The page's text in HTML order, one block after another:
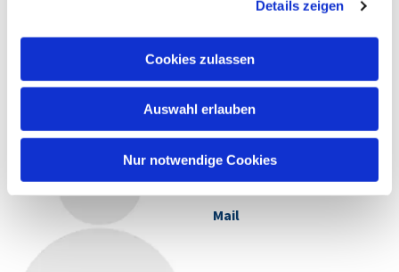
Details zeigen
Cookies zulassen
Auswahl erlauben
Nur notwendige Cookies
T +49 2302 28222-86
Mail
Christine Göttsche
Mail